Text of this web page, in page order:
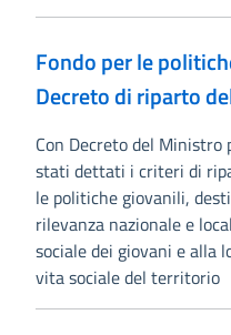
Fondo per le
Decreto di riparto
Con Decreto del Ministro
stati dettati i criteri di
le politiche giovanili,
rilevanza nazionale e
sociale dei giovani e alla
vita sociale del territorio